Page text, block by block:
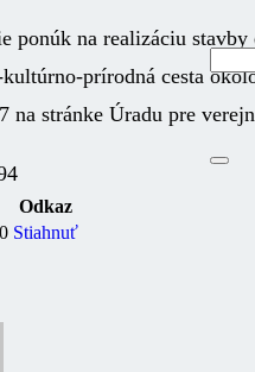
ponúk na realizáciu
prírodná cesta
na stránke Úradu pre
Odkaz
Stiahnuť